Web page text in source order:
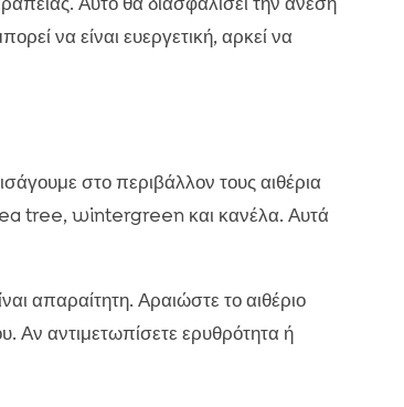
να είναι ευεργετική, αρκεί να
στο περιβάλλον τους αιθέρια
tea tree, wintergreen και κανέλα. Αυτά
απαραίτητη. Αραιώστε το αιθέριο
Αν αντιμετωπίσετε ερυθρότητα ή